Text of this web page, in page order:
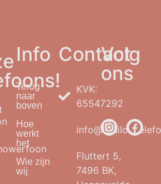
Info
Terug
naar
boven
Hoe
werkt
het
Wie zijn
wij
Contact
KVK:
65547292
Fluttert 5,
7496 BK,
Volg
ons